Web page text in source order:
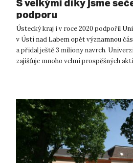
S velkými díky jsme
podporu
Ústecký kraj i v roce 2020 podpořil
v Ústí nad Labem opět významnou
a přidal ještě 3 miliony navrch.
zajišťuje mnoho velmi prospěšných